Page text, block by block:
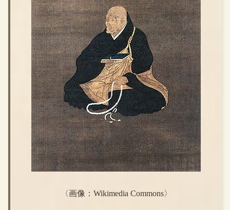
〈画像：Wikimedia Commons〉